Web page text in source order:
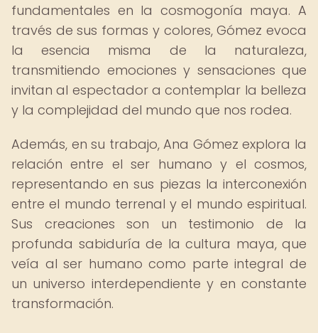
fundamentales en la cosmogonía maya. A
través de sus formas y colores, Gómez evoca
la esencia misma de la naturaleza,
transmitiendo emociones y sensaciones que
invitan al espectador a contemplar la belleza
y la complejidad del mundo que nos rodea.
Además, en su trabajo, Ana Gómez explora la
relación entre el ser humano y el cosmos,
representando en sus piezas la interconexión
entre el mundo terrenal y el mundo espiritual.
Sus creaciones son un testimonio de la
profunda sabiduría de la cultura maya, que
veía al ser humano como parte integral de
un universo interdependiente y en constante
transformación.